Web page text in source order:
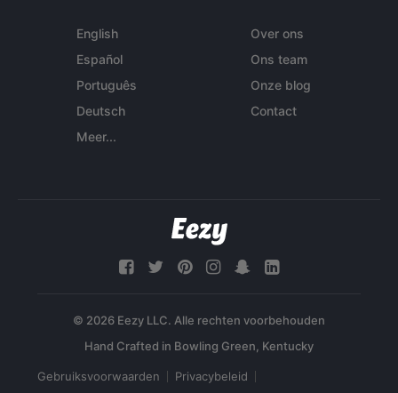
English
Español
Português
Deutsch
Meer...
Over ons
Ons team
Onze blog
Contact
© 2026 Eezy LLC. Alle rechten voorbehouden
Gebruiksvoorwaarden Privacybeleid